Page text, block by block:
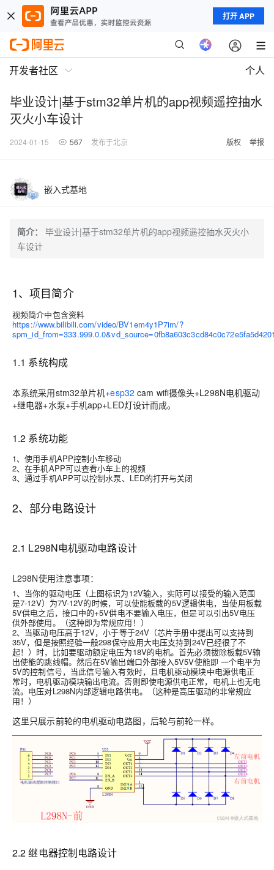
打开 APP
开发者社区 个人
毕业设计|基于stm32单片机的app视频遥控抽水
灭火小车设计
2024-01-15 567 发布于北京 版权 举报
嵌入式基地
简介：
毕业设计|基于stm32单片机的app视频遥控抽水灭火小
车设计
1、项目简介
视频简介中包含资料
https://www.bilibili.com/video/BV1em4y1P7im/?
1.1 系统构成
本系统采用stm32单片机+esp32 cam wifi摄像头+L298N电机驱动
+继电器+水泵+手机app+LED灯设计而成。
1.2 系统功能
1、使用手机APP控制小车移动
2、在手机APP可以查看小车上的视频
3、通过手机APP可以控制水泵、LED的打开与关闭
2、部分电路设计
2.1 L298N电机驱动电路设计
L298N使用注意事项：
1、当你的驱动电压（上图标识为12V输入，实际可以接受的输入范围
是7-12V）为7V-12V的时候，可以使能板载的5V逻辑供电，当使用板载
5V供电之后，接口中的+5V供电不要输入电压，但是可以引出5V电压
供外部使用。（这种即为常规应用！）
2、当驱动电压高于12V，小于等于24V（芯片手册中提出可以支持到
35V，但是按照经验一般298保守应用大电压支持到24V已经很了不
起！）时，比如要驱动额定电压为18V的电机。首先必须拔除板载5V输
出使能的跳线帽。然后在5V输出端口外部接入5V5V使能即 一个电平为
5V的控制信号，当此信号输入有效时，且电机驱动模块中电源供电正
常时，电机驱动模块输出电流。否则即使电源供电正常，电机上也无电
流。电压对L298N内部逻辑电路供电。（这种是高压驱动的非常规应
用！）
这里只展示前轮的电机驱动电路图，后轮与前轮一样。
2.2 继电器控制电路设计